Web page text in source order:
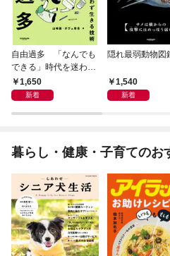
自由過多 「なんでも
できる」時代を迷わず
生きる技術
1,650
新着
隠れ最弱動物図
1,540
新着
暮らし・健康・子育てのお